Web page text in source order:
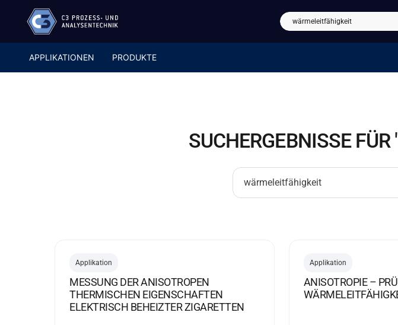
APPLIKATIONEN PRODUKTE
SUCHERGEBNISSE
Applikation
MESSUNG DER ANISOTROPEN
THERMISCHEN EIGENSCHAFTEN
ELEKTRISCH BEHEIZTER ZIGARETTEN
Applikation
ANISOTROPIE –